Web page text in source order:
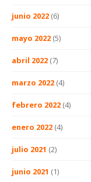
junio 2022 (6)
mayo 2022 (5)
abril 2022 (7)
marzo 2022 (4)
febrero 2022 (4)
enero 2022 (4)
julio 2021 (2)
junio 2021 (1)